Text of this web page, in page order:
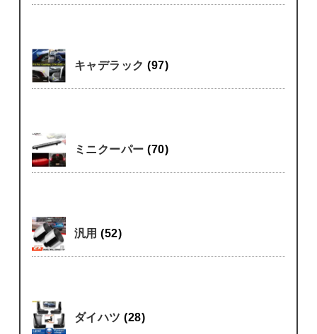
キャデラック(97)
ミニクーパー(70)
汎用(52)
ダイハツ(28)